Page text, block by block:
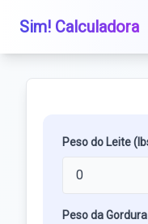
Sim! Calculadora
Peso do Leite
Peso da